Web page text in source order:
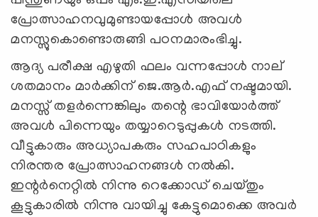
പ്രോത്സാഹനവുമുണ്ടായപ്പോള്‍ അവള്‍
മനസ്സുകൊണ്ടൊരുങ്ങി പഠനമാരംഭിച്ചു.
ആദ്യ പരീക്ഷ എഴുതി ഫലം വന്നപ്പോള്‍ നാല്
ശതമാനം മാര്‍ക്കിന് ജെ.ആര്‍.എഫ് നഷ്ടമായി.
മനസ്സ് തളര്‍ന്നെങ്കിലും തന്റെ ഭാവിയോര്‍ത്ത്
അവള്‍ പിന്നെയും തയ്യാറെടുപ്പുകള്‍ നടത്തി.
വീട്ടുകാരും അധ്യാപകരും സഹപാഠികളും
നിരന്തര പ്രോത്സാഹനങ്ങള്‍ നല്‍കി.
ഇന്റര്‍നെറ്റില്‍ നിന്നു റെക്കോഡ് ചെയ്തും
കൂട്ടുകാരില്‍ നിന്നു വായിച്ചു കേട്ടുമൊക്കെ അവര്‍